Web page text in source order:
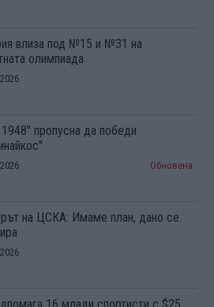
влиза под №15 и №31 на
олимпиада
пропусна да победи
Обновена
на ЦСКА: Имаме план, дано се